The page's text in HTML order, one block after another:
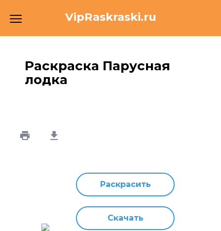
VipRaskraski.ru
Раскраска Парусная
лодка
Раскрасить
Скачать